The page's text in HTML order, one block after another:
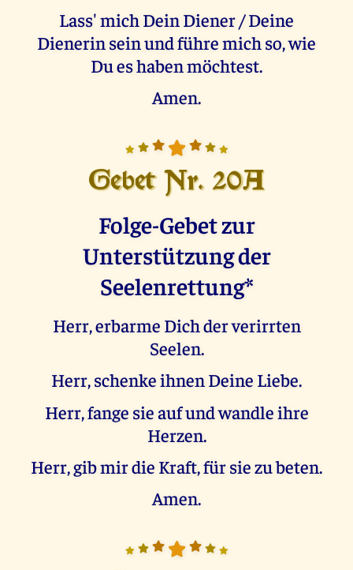
Lass' mich Dein Diener / Deine
Dienerin sein und führe mich so, wie
Du es haben möchtest.
Amen.
Gebet Nr. 20A
Folge-Gebet zur
Unterstützung der
Seelenrettung*
Herr, erbarme Dich der verirrten
Seelen.
Herr, schenke ihnen Deine Liebe.
Herr, fange sie auf und wandle ihre
Herzen.
Herr, gib mir die Kraft, für sie zu beten.
Amen.